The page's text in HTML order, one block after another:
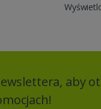
aby